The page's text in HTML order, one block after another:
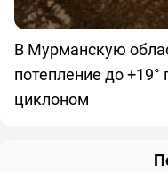
В Мурманскую
потепление до
циклоном